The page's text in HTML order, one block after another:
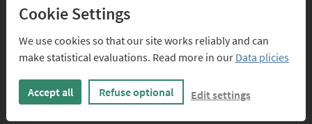
PAYPAL
RECHNUNG
VORKASSE
Cookie Settings
We use cookies so that our site works reliably and can
make statistical evaluations. Read more in our Data plicies
Accept all Refuse optional Edit settings